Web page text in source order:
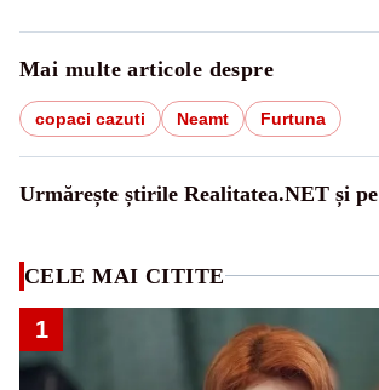
Mai multe articole despre
copaci cazuti Neamt Furtuna
Urmărește știrile Realitatea.NET și pe
CELE MAI CITITE
1